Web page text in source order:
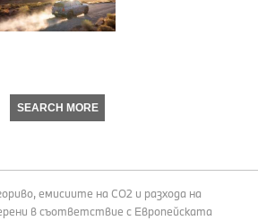
SEARCH MORE
емисиите на СО2 и разхода на
в съответствие с Европейската